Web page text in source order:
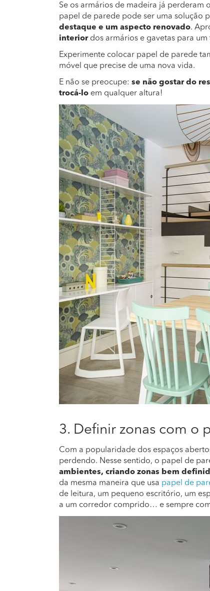
Se os armários de madeira já perderam
papel de parede pode ser uma solução
destaque e um aspecto renovado.
interior dos armários e gavetas para
Experimente colocar papel de parede
móvel que precise de uma nova vida.
E não se preocupe: se não gostar do
trocá-lo em qualquer altura!
3. Definir zonas com o
Com a popularidade dos espaços
perdendo. Nesse sentido, o papel de
ambientes, criando zonas bem
da mesma maneira que usa papel de
de leitura, um pequeno escritório, um
a um corredor comprido… e sempre